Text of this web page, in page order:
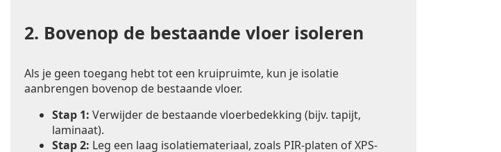
2. Bovenop de bestaande vloer isoleren
Als je geen toegang hebt tot een kruipruimte, kun je isolatie
aanbrengen bovenop de bestaande vloer.
Stap 1: Verwijder de bestaande vloerbedekking (bijv. tapijt,
laminaat).
Stap 2: Leg een laag isolatiemateriaal, zoals PIR-platen of XPS-